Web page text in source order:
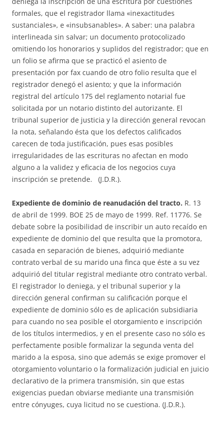
formales, que el registrador llama «inexactitudes
sustanciales», e «insubsanables». A saber: una palabra
interlineada sin salvar; un documento protocolizado
omitiendo los honorarios y suplidos del registrador; que en
un folio se afirma que se practicó el asiento de
presentación por fax cuando de otro folio resulta que el
registrador denegó el asiento; y que la información
registral del artículo 175 del reglamento notarial fue
solicitada por un notario distinto del autorizante. El
tribunal superior de justicia y la dirección general revocan
la nota, señalando ésta que los defectos calificados
carecen de toda justificación, pues esas posibles
irregularidades de las escrituras no afectan en modo
alguno a la validez y eficacia de los negocios cuya
inscripción se pretende. (J.D.R.).
Expediente de dominio de reanudación del tracto. R. 13
de abril de 1999. BOE 25 de mayo de 1999. Ref. 11776. Se
debate sobre la posibilidad de inscribir un auto recaído en
expediente de dominio del que resulta que la promotora,
casada en separación de bienes, adquirió mediante
contrato verbal de su marido una finca que éste a su vez
adquirió del titular registral mediante otro contrato verbal.
El registrador lo deniega, y el tribunal superior y la
dirección general confirman su calificación porque el
expediente de dominio sólo es de aplicación subsidiaria
para cuando no sea posible el otorgamiento e inscripción
de los títulos intermedios, y en el presente caso no sólo es
perfectamente posible formalizar la segunda venta del
marido a la esposa, sino que además se exige promover el
otorgamiento voluntario o la formalización judicial en juicio
declarativo de la primera transmisión, sin que estas
exigencias puedan obviarse mediante una transmisión
entre cónyuges, cuya licitud no se cuestiona. (J.D.R.).